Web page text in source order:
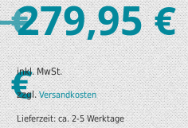
€
€
279,95€
inkl. MwSt.
zzgl.Versandkosten
Lieferzeit:ca. 2-5 Werktage